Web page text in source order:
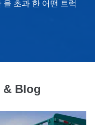
을 초과 한 어떤 트럭
& Blog